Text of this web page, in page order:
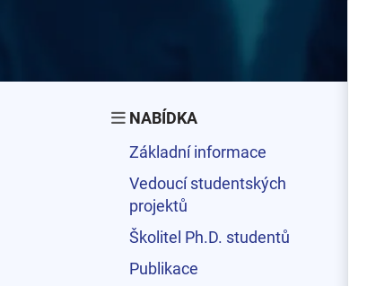
NABÍDKA
Základní informace
Vedoucí studentských
projektů
Školitel Ph.D. studentů
Publikace